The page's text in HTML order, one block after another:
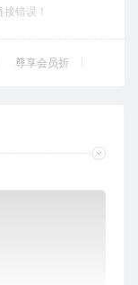
错误！
尊享会员折